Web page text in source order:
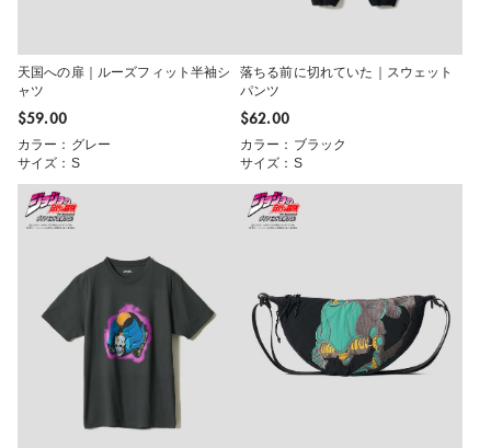
天国への扉｜ルーズフィット半袖シ
ャツ
$‌59.00
カラー：グレー
サイズ：S
落ちる前に切れていた｜スウェット
パンツ
$‌62.00
カラー：ブラック
サイズ：S